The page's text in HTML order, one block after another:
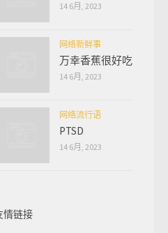
14 6月, 2023
网络新鲜事
万幸香蕉很好吃
14 6月, 2023
网络流行语
PTSD
14 6月, 2023
情链接